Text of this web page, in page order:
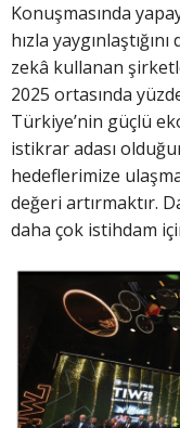
Konuşmasında
hızla
zekâ kullanan
2025 ortasında
Türkiye’nin güçlü
istikrar adası
hedeflerimize
değeri artırmaktır.
daha çok istihdam